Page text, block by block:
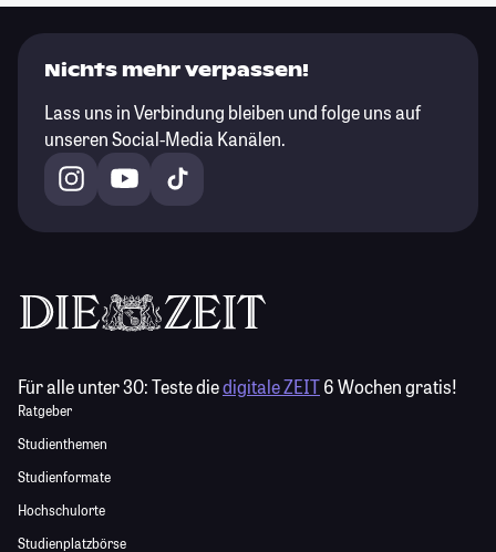
Nichts mehr verpassen!
Lass uns in Verbindung bleiben und folge uns auf
unseren Social-Media Kanälen.
Für alle unter 30:Teste diedigitale ZEIT6 Wochen gratis!
Ratgeber
Studienthemen
Studienformate
Hochschulorte
Studienplatzbörse